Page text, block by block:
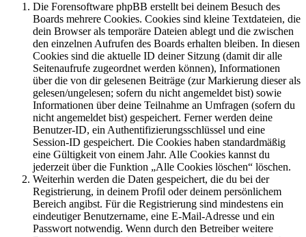
Die Forensoftware phpBB erstellt bei deinem Besuch des
Boards mehrere Cookies. Cookies sind kleine Textdateien, die
dein Browser als temporäre Dateien ablegt und die zwischen
den einzelnen Aufrufen des Boards erhalten bleiben. In diesen
Cookies sind die aktuelle ID deiner Sitzung (damit dir alle
Seitenaufrufe zugeordnet werden können), Informationen
über die von dir gelesenen Beiträge (zur Markierung dieser als
gelesen/ungelesen; sofern du nicht angemeldet bist) sowie
Informationen über deine Teilnahme an Umfragen (sofern du
nicht angemeldet bist) gespeichert. Ferner werden deine
Benutzer-ID, ein Authentifizierungsschlüssel und eine
Session-ID gespeichert. Die Cookies haben standardmäßig
eine Gültigkeit von einem Jahr. Alle Cookies kannst du
jederzeit über die Funktion „Alle Cookies löschen“ löschen.
Weiterhin werden die Daten gespeichert, die du bei der
Registrierung, in deinem Profil oder deinem persönlichem
Bereich angibst. Für die Registrierung sind mindestens ein
eindeutiger Benutzername, eine E-Mail-Adresse und ein
Passwort notwendig. Wenn durch den Betreiber weitere